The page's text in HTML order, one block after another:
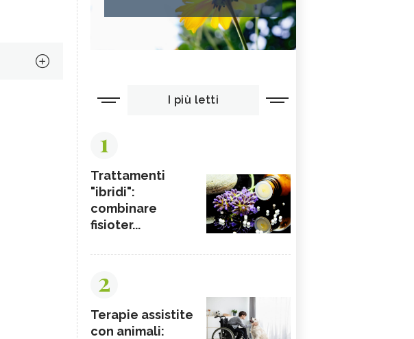
I più letti
1
Trattamenti
"ibridi":
combinare
fisioter...
2
Terapie assistite
con animali: